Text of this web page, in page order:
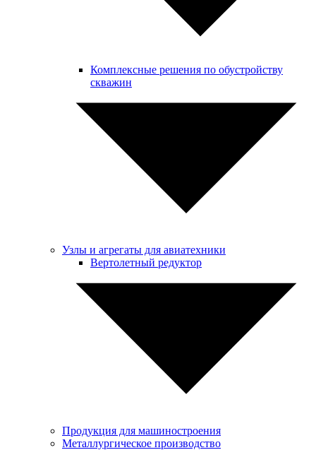
Комплексные решения по обустройству
скважин
Узлы и агрегаты для авиатехники
Вертолетный редуктор
Продукция для машиностроения
Металлургическое производство